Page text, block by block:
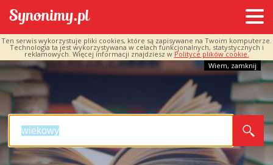
Ten serwis wykorzystuje pliki cookies, które są zapisywane na Twoim komputerze.
Technologia ta jest wykorzystywana w celach funkcjonalnych, statystycznych i
reklamowych. Więcej informacji znajdziesz w Polityce plików cookie.
Wiem, zamknij